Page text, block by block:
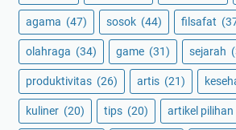
agama (47) sosok (44) filsafat
olahraga (34) game (31) sejarah
produktivitas (26) artis (21)
kuliner (20) tips (20) artikel pilihan